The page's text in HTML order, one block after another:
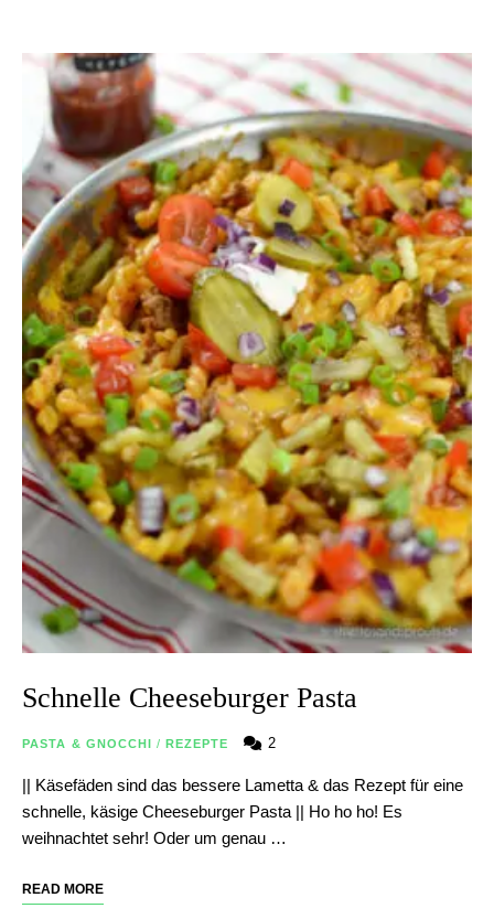
Schnelle Cheeseburger Pasta
PASTA & GNOCCHI / REZEPTE 2
|| Käsefäden sind das bessere Lametta & das Rezept für eine
schnelle, käsige Cheeseburger Pasta || Ho ho ho! Es
weihnachtet sehr! Oder um genau …
READ MORE